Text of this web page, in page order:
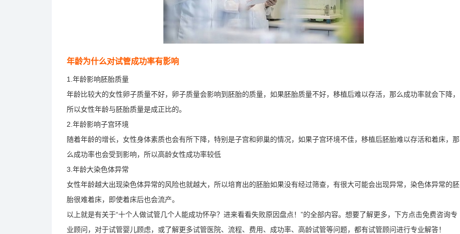
年龄为什么对试管成功率有影响
1.年龄影响胚胎质量
年龄比较大的女性卵子质量不好，卵子质量会影响到胚胎的质量，如果胚胎质量不好，移植后难以存活，那么成功率就会下降，
所以女性年龄与胚胎质量是成正比的。
2.年龄影响子宫环境
随着年龄的增长，女性身体素质也会有所下降，特别是子宫和卵巢的情况，如果子宫环境不佳，移植后胚胎难以存活和着床，那
么成功率也会受到影响，所以高龄女性成功率较低
3.年龄大染色体异常
女性年龄越大出现染色体异常的风险也就越大，所以培育出的胚胎如果没有经过筛查，有很大可能会出现异常，染色体异常的胚
胎很难着床，即使着床后也会流产。
以上就是有关于“十个人做试管几个人能成功怀孕？进来看看失败原因盘点！”的全部内容。想要了解更多，下方点击免费咨询专
业顾问，对于试管婴儿顾虑，或了解更多试管医院、流程、费用、成功率、高龄试管等问题，都有试管顾问进行专业解答！